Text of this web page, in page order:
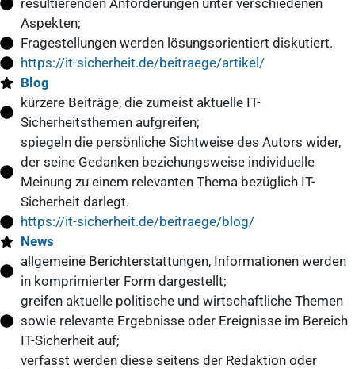
Aspekten;
Fragestellungen werden lösungsorientiert diskutiert.
https://it-sicherheit.de/beitraege/artikel/
Blog
kürzere Beiträge, die zumeist aktuelle IT-
Sicherheitsthemen aufgreifen;
spiegeln die persönliche Sichtweise des Autors wider,
der seine Gedanken beziehungsweise individuelle
Meinung zu einem relevanten Thema bezüglich IT-
Sicherheit darlegt.
https://it-sicherheit.de/beitraege/blog/
News
allgemeine Berichterstattungen, Informationen werden
in komprimierter Form dargestellt;
greifen aktuelle politische und wirtschaftliche Themen
sowie relevante Ergebnisse oder Ereignisse im Bereich
IT-Sicherheit auf;
verfasst werden diese seitens der Redaktion oder